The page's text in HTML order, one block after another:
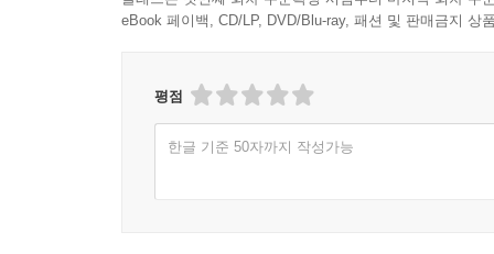
eBook 페이백, CD/LP, DVD/Blu-ray, 패션 및 판매금지 상
평점
한글 기준 50자까지 작성가능